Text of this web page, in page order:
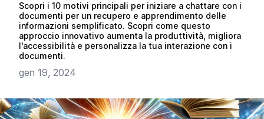
Scopri i 10 motivi principali per iniziare a chattare con i
documenti per un recupero e apprendimento delle
informazioni semplificato. Scopri come questo
approccio innovativo aumenta la produttività, migliora
l'accessibilità e personalizza la tua interazione con i
documenti.
gen 19, 2024